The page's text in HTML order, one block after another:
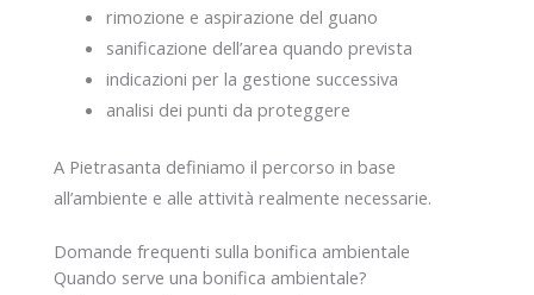
rimozione e aspirazione del guano
sanificazione dell’area quando prevista
indicazioni per la gestione successiva
analisi dei punti da proteggere
A Pietrasanta definiamo il percorso in base
all’ambiente e alle attività realmente necessarie.
Domande frequenti sulla bonifica ambientale
Quando serve una bonifica ambientale?